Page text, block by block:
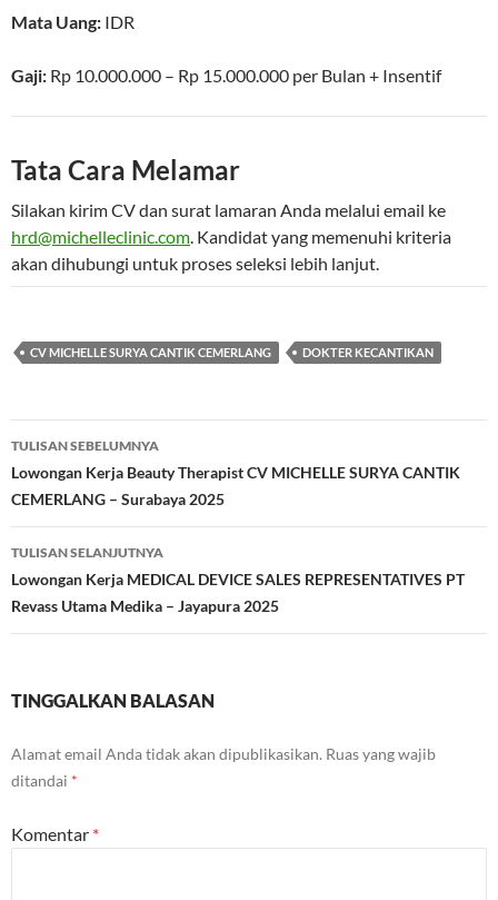
Mata Uang: IDR
Gaji: Rp 10.000.000 – Rp 15.000.000 per Bulan + Insentif
Tata Cara Melamar
Silakan kirim CV dan surat lamaran Anda melalui email ke
hrd@michelleclinic.com. Kandidat yang memenuhi kriteria
akan dihubungi untuk proses seleksi lebih lanjut.
CV MICHELLE SURYA CANTIK CEMERLANG DOKTER KECANTIKAN
Navigasi
Tulisan
TULISAN SEBELUMNYA
Lowongan Kerja Beauty Therapist CV MICHELLE SURYA CANTIK
CEMERLANG – Surabaya 2025
TULISAN SELANJUTNYA
Lowongan Kerja MEDICAL DEVICE SALES REPRESENTATIVES PT
Revass Utama Medika – Jayapura 2025
TINGGALKAN BALASAN
Alamat email Anda tidak akan dipublikasikan. Ruas yang wajib
ditandai *
Komentar *